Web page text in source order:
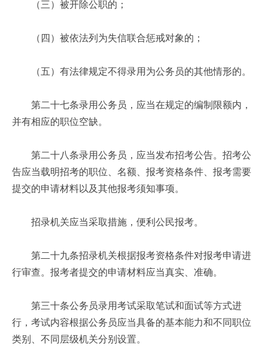
（三）被开除公职的；
（四）被依法列为失信联合惩戒对象的；
（五）有法律规定不得录用为公务员的其他情形的。
第二十七条录用公务员，应当在规定的编制限额内，
并有相应的职位空缺。
第二十八条录用公务员，应当发布招考公告。招考公
告应当载明招考的职位、名额、报考资格条件、报考需要
提交的申请材料以及其他报考须知事项。
招录机关应当采取措施，便利公民报考。
第二十九条招录机关根据报考资格条件对报考申请进
行审查。报考者提交的申请材料应当真实、准确。
第三十条公务员录用考试采取笔试和面试等方式进
行，考试内容根据公务员应当具备的基本能力和不同职位
类别、不同层级机关分别设置。